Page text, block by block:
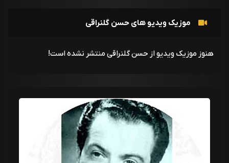
موزیک ویدیو های حسن گلنراقی
هنوز موزیک ویدیو از حسن گلنراقی منتشر نشده است!